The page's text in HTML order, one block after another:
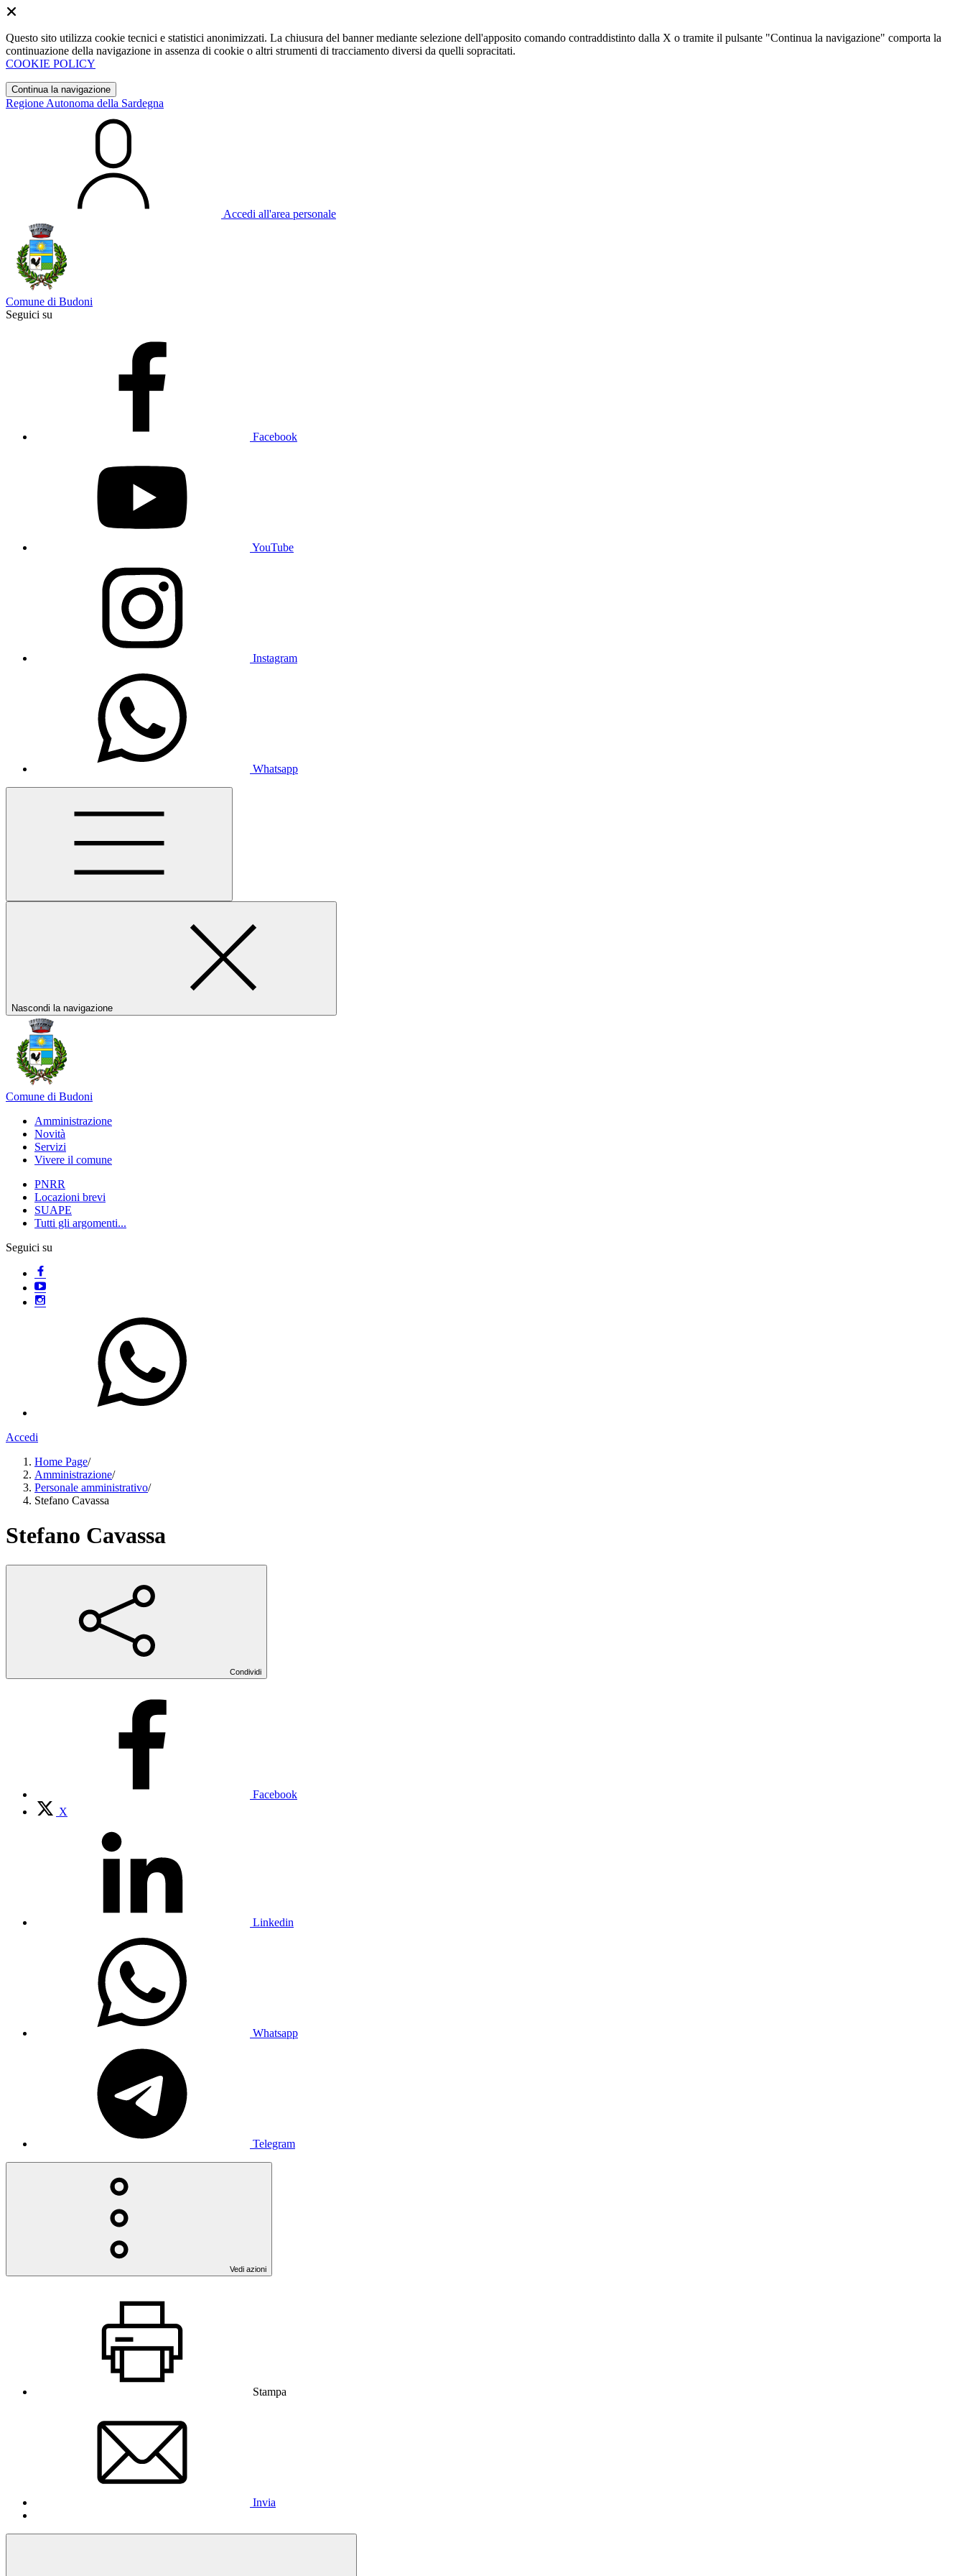
Questo sito utilizza cookie tecnici e statistici anonimizzati. La chiusura del banner mediante selezione dell'apposito comando contraddistinto dalla X o tramite il pulsante "Continua la navigazione" comporta la
continuazione della navigazione in assenza di cookie o altri strumenti di tracciamento diversi da quelli sopracitati.
COOKIE POLICY
Continua la navigazione
Regione Autonoma della Sardegna
Accedi all'area personale
Comune di Budoni
Seguici su
Facebook
YouTube
Instagram
Whatsapp
Nascondi la navigazione
Comune di Budoni
Amministrazione
Novità
Servizi
Vivere il comune
PNRR
Locazioni brevi
SUAPE
Tutti gli argomenti...
Seguici su
Accedi
Home Page/
Amministrazione/
Personale amministrativo/
Stefano Cavassa
Stefano Cavassa
Condividi
Facebook
X
Linkedin
Whatsapp
Telegram
Vedi azioni
Stampa
Invia